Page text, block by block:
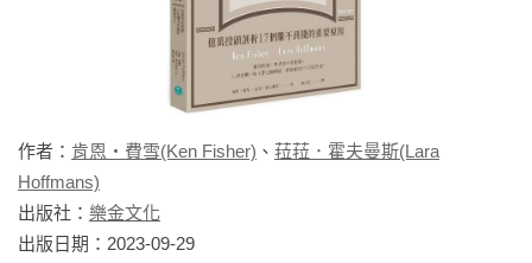
作者： 肯恩・費雪(Ken Fisher) 、 菈菈．霍夫曼斯(Lara
Hoffmans)
出版社： 樂金文化
出版日期：2023-09-29